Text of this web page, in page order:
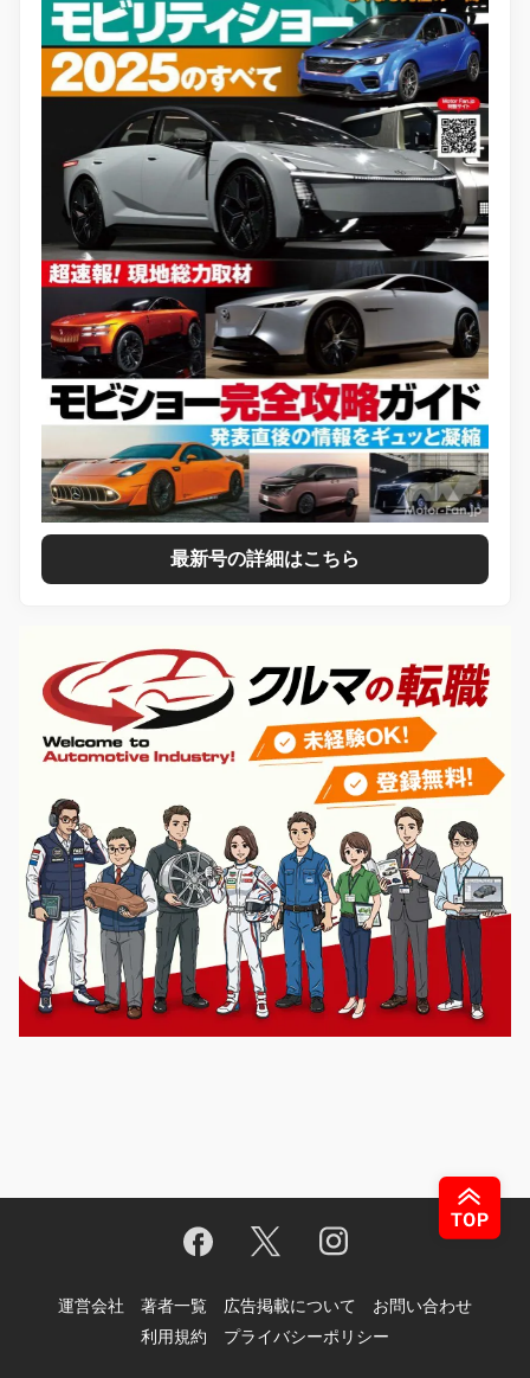
最新号の詳細はこちら
運営会社 著者一覧 広告掲載について
お問い合わせ
利用規約
プライバシーポリシー